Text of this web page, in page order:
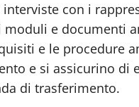
con i
moduli e documenti
e le procedure
e si assicurino di
di trasferimento.